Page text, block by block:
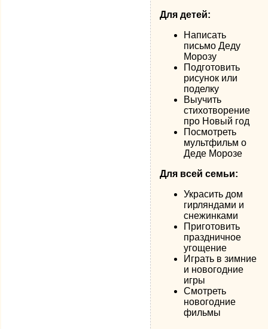
Для детей:
Написать
письмо Деду
Морозу
Подготовить
рисунок или
поделку
Выучить
стихотворение
про Новый год
Посмотреть
мультфильм о
Деде Морозе
Для всей семьи:
Украсить дом
гирляндами и
снежинками
Приготовить
праздничное
угощение
Играть в зимние
и новогодние
игры
Смотреть
новогодние
фильмы